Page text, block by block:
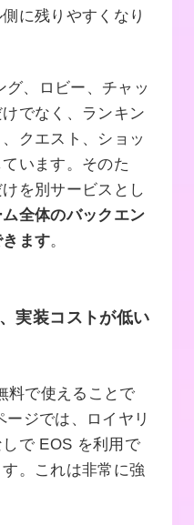
に残りやすくなり
グ、ロビー、チャッ
でなく、ランキン
クエスト、ショッ
います。そのた
を別サービスとし
全体のバックエン
きます。
実装コストが低い
料で使えることで
ジでは、ロイヤリ
で EOS を利用で
。これは非常に強